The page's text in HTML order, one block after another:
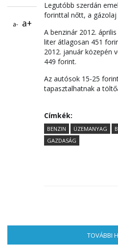
a- a+
Legutóbb szerdán
forinttal nőtt, a
A benzinár 2012.
liter átlagosan 451
2012. január közepén
449 forint.
Az autósok 15-25
tapasztalhatnak a
Címkék:
BENZIN ÜZEMANYAG
GAZDASÁG
TOVÁBBI